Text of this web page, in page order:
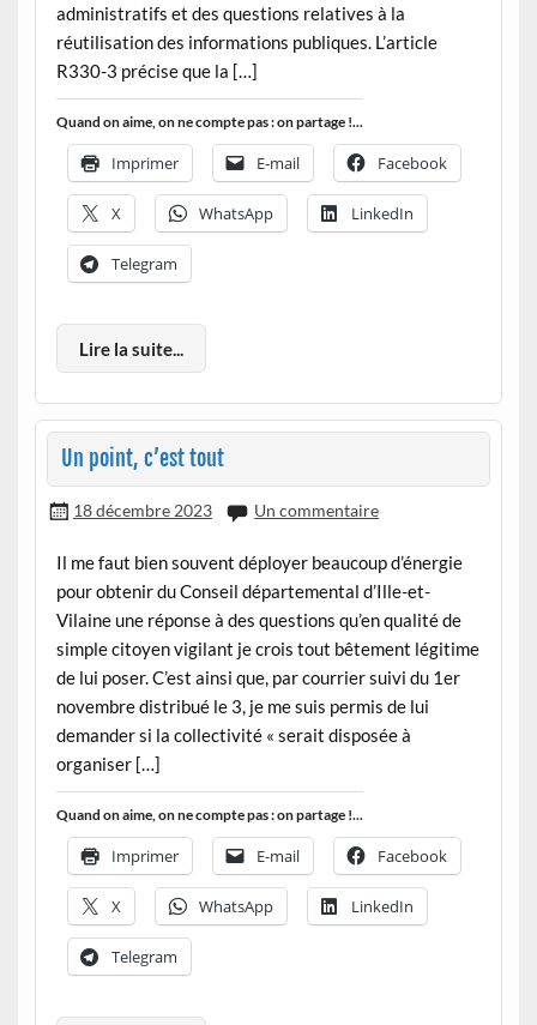
administratifs et des questions relatives à la
réutilisation des informations publiques. L’article
R330-3 précise que la […]
Quand on aime, on ne compte pas : on partage !...
Imprimer E-mail Facebook
X WhatsApp LinkedIn
Telegram
Lire la suite...
Un point, c’est tout
18 décembre 2023 Un commentaire
Il me faut bien souvent déployer beaucoup d’énergie
pour obtenir du Conseil départemental d’Ille-et-
Vilaine une réponse à des questions qu’en qualité de
simple citoyen vigilant je crois tout bêtement légitime
de lui poser. C’est ainsi que, par courrier suivi du 1er
novembre distribué le 3, je me suis permis de lui
demander si la collectivité « serait disposée à
organiser […]
Quand on aime, on ne compte pas : on partage !...
Imprimer E-mail Facebook
X WhatsApp LinkedIn
Telegram